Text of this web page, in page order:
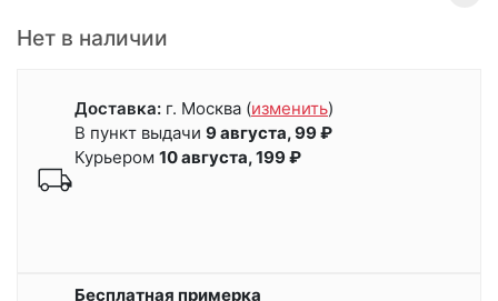
Нет в наличии
Доставка: г. Москва (изменить)
В пункт выдачи 9 августа, 99 ₽
Курьером 10 августа, 199 ₽
Бесплатная примерка